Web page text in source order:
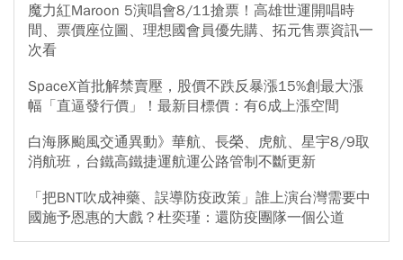
魔力紅Maroon 5演唱會8/11搶票！高雄世運開唱時
間、票價座位圖、理想國會員優先購、拓元售票資訊一
次看
SpaceX首批解禁賣壓，股價不跌反暴漲15%創最大漲
幅「直逼發行價」！最新目標價：有6成上漲空間
白海豚颱風交通異動》華航、長榮、虎航、星宇8/9取
消航班，台鐵高鐵捷運航運公路管制不斷更新
「把BNT吹成神藥、誤導防疫政策」誰上演台灣需要中
國施予恩惠的大戲？杜奕瑾：還防疫團隊一個公道